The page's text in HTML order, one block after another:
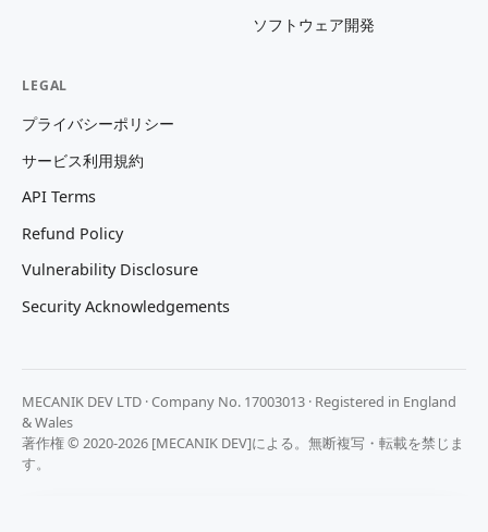
ソフトウェア開発
LEGAL
プライバシーポリシー
サービス利用規約
API Terms
Refund Policy
Vulnerability Disclosure
Security Acknowledgements
MECANIK DEV LTD · Company No. 17003013 · Registered in England
& Wales
著作権 © 2020-2026 [MECANIK DEV]による。無断複写・転載を禁じま
す。